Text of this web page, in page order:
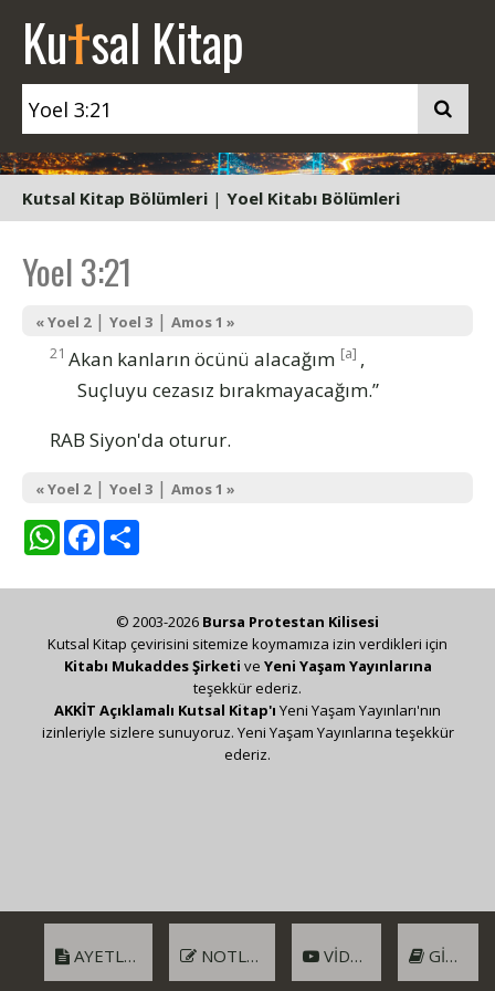
Kutsal Kitap
Kutsal Kitap Bölümleri | Yoel Kitabı Bölümleri
Yoel 3:21
« Yoel 2| Yoel 3 | Amos 1 »
21 Akan kanların öcünü alacağım [a] ,
Suçluyu cezasız bırakmayacağım.”
RAB Siyon'da oturur.
« Yoel 2| Yoel 3 | Amos 1 »
WhatsAppFacebook
AYETLER NOTLAR VIDEO GIRIŞ
© 2003-2026 Bursa Protestan Kilisesi
Kutsal Kitap çevirisini sitemize koymamıza izin verdikleri için
Kitabı Mukaddes Şirketi ve Yeni Yaşam Yayınlarına
teşekkür ederiz.
AKKİT Açıklamalı Kutsal Kitap'ı Yeni Yaşam Yayınları'nın
izinleriyle sizlere sunuyoruz. Yeni Yaşam Yayınlarına teşekkür
ederiz.